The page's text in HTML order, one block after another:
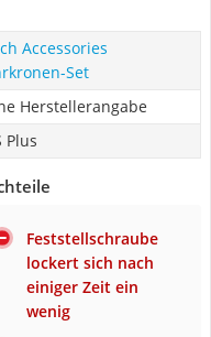
Accessories
Set
Herstellerangabe
Plus
Feststellschraube
lockert sich nach
einiger Zeit ein
wenig